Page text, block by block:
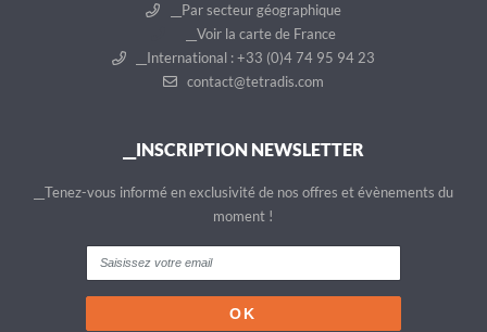
__Par secteur géographique
__Voir la carte de France
__International : +33 (0)4 74 95 94 23
contact@tetradis.com
__INSCRIPTION NEWSLETTER
__Tenez-vous informé en exclusivité de nos offres et évènements du
moment !